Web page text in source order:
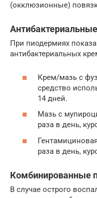
(окклюзионные)
При пиодермиях
антибактериальных
Крем/мазь с
средство
14 дней.
Мазь с
раза в день,
раза в день,
Комбинированные
В случае острого